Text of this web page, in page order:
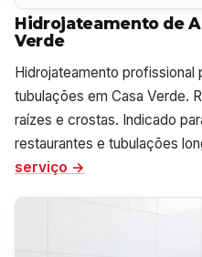
Hidrojateamento de
Verde
Hidrojateamento profissional
tubulações em Casa Verde.
raízes e crostas. Indicado
restaurantes e tubulações
serviço →